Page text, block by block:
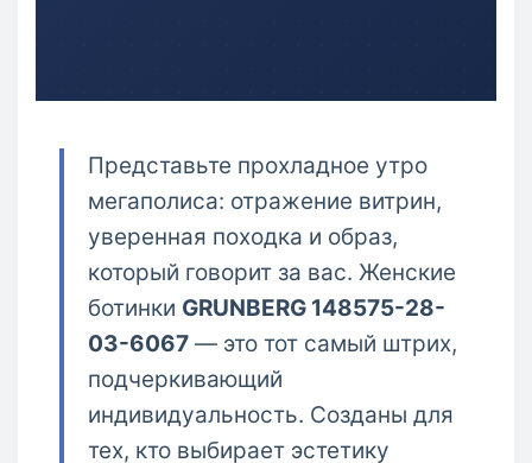
Представьте прохладное утро
мегаполиса: отражение витрин,
уверенная походка и образ,
который говорит за вас. Женские
ботинки GRUNBERG 148575-28-
03-6067 — это тот самый штрих,
подчеркивающий
индивидуальность. Созданы для
тех, кто выбирает эстетику